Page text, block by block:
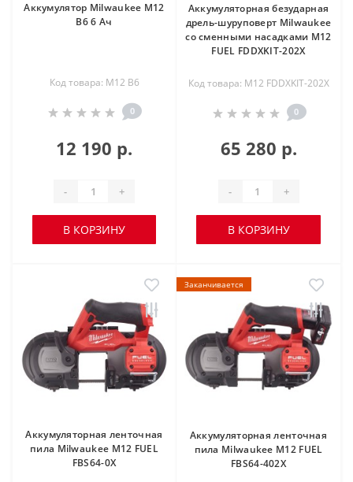
Аккумулятор Milwaukee M12
B6 6 Ач
Код товара: M12 B6
0
12 190 р.
- +
В КОРЗИНУ
Аккумуляторная безударная
дрель-шуруповерт Milwaukee
со сменными насадками M12
FUEL FDDXKIT-202X
Код товара: M12 FDDXKIT-202X
0
65 280 р.
- +
В КОРЗИНУ
Аккумуляторная ленточная
пила Milwaukee M12 FUEL
FBS64-0X
Заканчивается
Аккумуляторная ленточная
пила Milwaukee M12 FUEL
FBS64-402X